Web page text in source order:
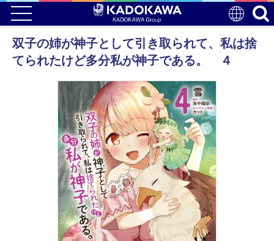
双子の姉が神子として引き取られて、私は捨
てられたけど多分私が神子である。 ４